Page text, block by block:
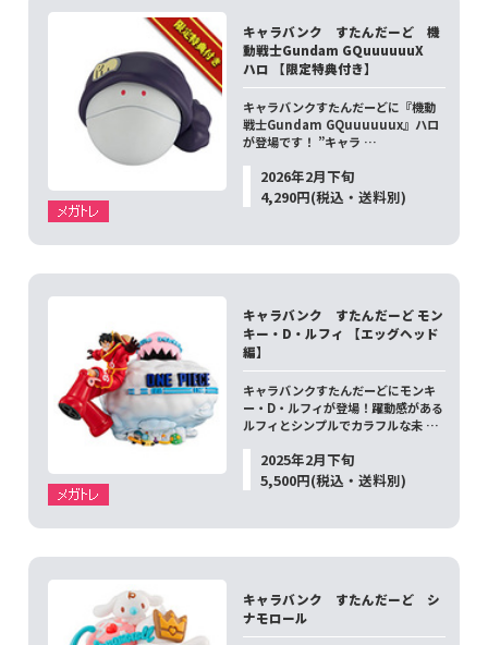
キャラバンク すたんだーど 機
動戦士Gundam GQuuuuuuX
ハロ 【限定特典付き】
キャラバンクすたんだーどに『機動
戦士Gundam GQuuuuuux』ハロ
が登場です！ ”キャラ …
2026年2月下旬
4,290円(税込・送料別)
キャラバンク すたんだーど モン
キー・D・ルフィ 【エッグヘッド
編】
キャラバンクすたんだーどにモンキ
ー・D・ルフィが登場！躍動感がある
ルフィとシンプルでカラフルな未 …
2025年2月下旬
5,500円(税込・送料別)
キャラバンク すたんだーど シ
ナモロール